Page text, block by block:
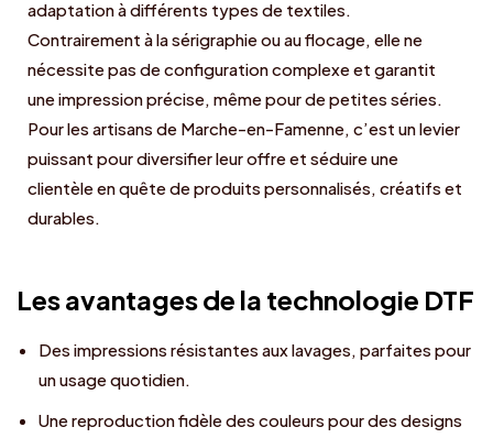
adaptation à différents types de textiles.
Contrairement à la sérigraphie ou au flocage, elle ne
nécessite pas de configuration complexe et garantit
une impression précise, même pour de petites séries.
Pour les artisans de Marche-en-Famenne, c’est un levier
puissant pour diversifier leur offre et séduire une
clientèle en quête de produits personnalisés, créatifs et
durables.
Les avantages de la technologie DTF
Des impressions résistantes aux lavages, parfaites pour
un usage quotidien.
Une reproduction fidèle des couleurs pour des designs